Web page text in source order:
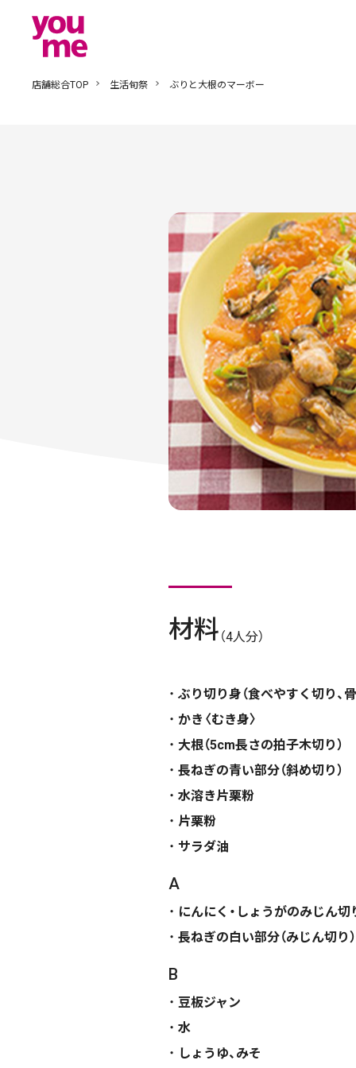
店舗総合TOP 生活旬祭 ぶりと大根のマーボー
材料 （4人分）
ぶり切り身（食べやすく切り、
かき〈むき身〉
大根（5cm長さの拍子木切り）
長ねぎの青い部分（斜め切り）
水溶き片栗粉
片栗粉
サラダ油
A
にんにく・しょうがのみじん切
長ねぎの白い部分（みじん切り）
B
豆板ジャン
水
しょうゆ、みそ